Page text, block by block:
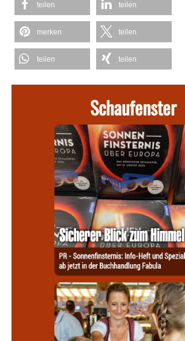
teilen teilen
merken teilen
teilen teilen
Schaufenster